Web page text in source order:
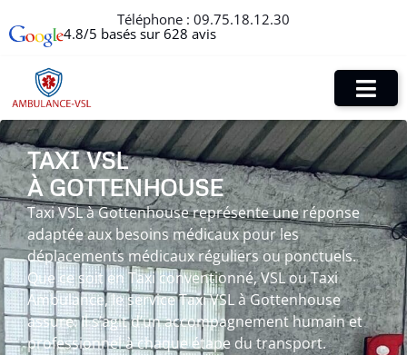
Téléphone : 09.75.18.12.30
4.8/5 basés sur 628 avis
TAXI VSL
À GOTTENHOUSE
Taxi VSL à Gottenhouse représente une réponse
adaptée aux besoins médicaux pour les
déplacements médicaux réguliers ou ponctuels.
Que ce soit en Taxi conventionné, VSL ou Taxi
Ambulance, le service Taxi VSL à Gottenhouse
assure. Il s’agit d’un accompagnement humain et
professionnel à chaque étape du transport.